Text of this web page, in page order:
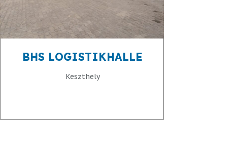
BHS LOGISTIKHALLE
Keszthely